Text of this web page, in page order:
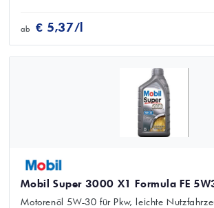
ab € 5,37/l
Mobil Super 3000 X1 Formula FE
Motorenöl 5W-30 für Pkw, leichte